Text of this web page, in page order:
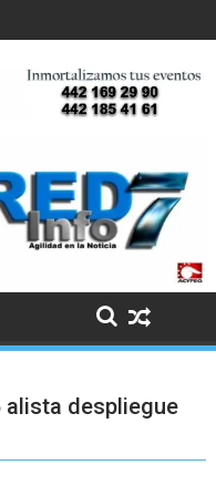
alista despliegue